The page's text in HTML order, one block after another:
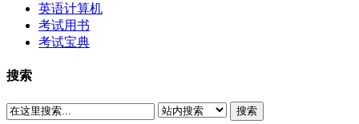
英语计算机
考试用书
考试宝典
搜索
搜索